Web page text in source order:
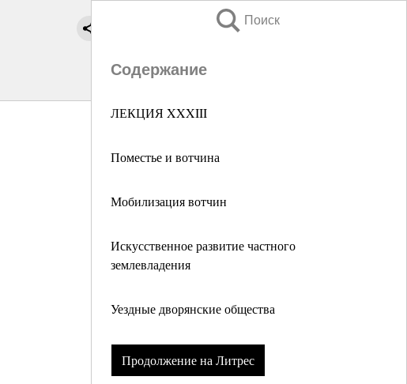
Поиск
Содержание
ЛЕКЦИЯ XXXIII
Поместье и вотчина
Мобилизация вотчин
Искусственное развитие частного
землевладения
Уездные дворянские общества
Продолжение на Литрес